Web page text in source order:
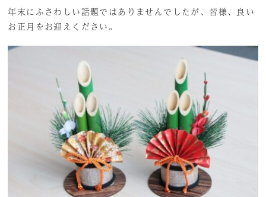
年末にふさわしい話題ではありませんでしたが、皆様、良い
お正月をお迎えください。